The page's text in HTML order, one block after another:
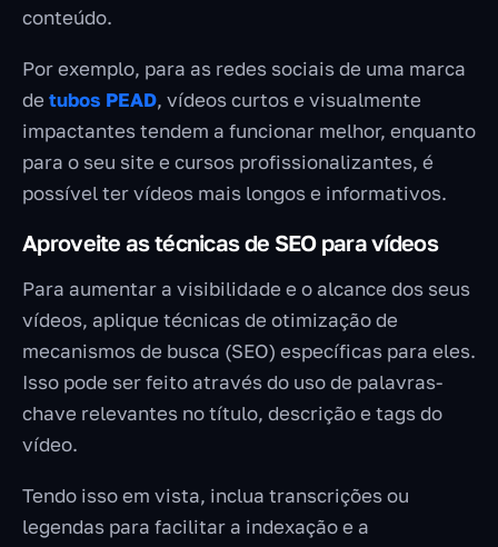
conteúdo.
Por exemplo, para as redes sociais de uma marca
de tubos PEAD, vídeos curtos e visualmente
impactantes tendem a funcionar melhor, enquanto
para o seu site e cursos profissionalizantes, é
possível ter vídeos mais longos e informativos.
Aproveite as técnicas de SEO para vídeos
Para aumentar a visibilidade e o alcance dos seus
vídeos, aplique técnicas de otimização de
mecanismos de busca (SEO) específicas para eles.
Isso pode ser feito através do uso de palavras-
chave relevantes no título, descrição e tags do
vídeo.
Tendo isso em vista, inclua transcrições ou
legendas para facilitar a indexação e a